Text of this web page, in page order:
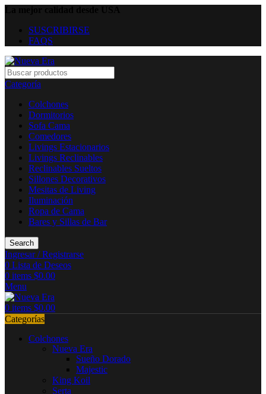
SUSCRIBIRSE
FAQS
Categoría
Colchones
Dormitorios
Sofa Cama
Comedores
Livings Estacionarios
Livings Reclinables
Reclinables Sueltos
Sillones Decorativos
Mesitas de Living
Iluminación
Ropa de Cama
Bares y Sillas de Bar
Search
Ingresar / Registrarse
0 Lista de Deseos
0 items $0.00
Menu
0 items $0.00
Categorías
Colchones
Nueva Era
Sueño Dorado
Majestic
King Koil
Serta